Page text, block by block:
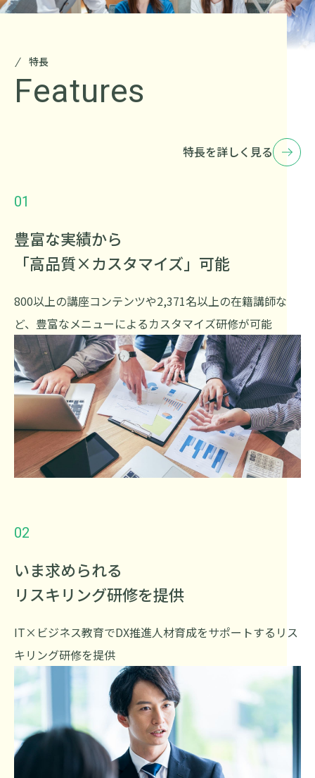
特長
Features
特長を詳しく見る
01
豊富な実績から
「高品質×カスタマイズ」可能
800以上の講座コンテンツや2,371名以上の在籍講師な
ど、豊富なメニューによるカスタマイズ研修が可能
02
いま求められる
リスキリング研修を提供
IT×ビジネス教育でDX推進人材育成をサポートするリス
キリング研修を提供